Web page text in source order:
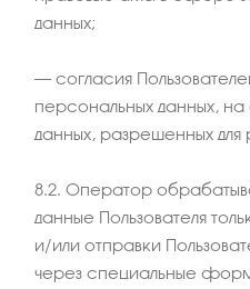
данных;
– согласия
персональных данных,
данных, разрешенных
8.2. Оператор
данные Пользователя
и/или отправки
через специальные